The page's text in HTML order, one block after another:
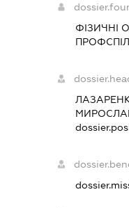
ФІЗИЧНІ